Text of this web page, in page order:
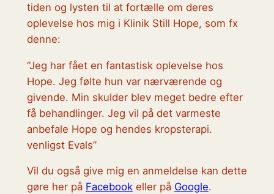
tiden og lysten til at fortælle om deres
oplevelse hos mig i Klinik Still Hope, som fx
denne:
”Jeg har fået en fantastisk oplevelse hos
Hope. Jeg følte hun var nærværende og
givende. Min skulder blev meget bedre efter
få behandlinger. Jeg vil på det varmeste
anbefale Hope og hendes kropsterapi.
venligst Evals”
Vil du også give mig en anmeldelse kan dette
gøre her på Facebookeller på Google.